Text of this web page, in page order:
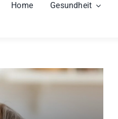
Home Gesundheit